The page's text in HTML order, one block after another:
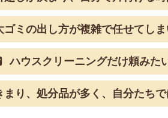
ゴミの出し方が複雑で任せてし
ハウスクリーニングだけ頼みた
まり、処分品が多く、自分たち